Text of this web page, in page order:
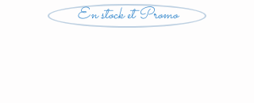
En stock et Promo